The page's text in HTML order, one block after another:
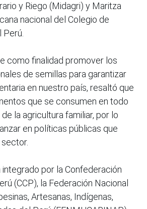
y Riego (Midagri) y Maritza
nacional del Colegio de
como finalidad promover los
de semillas para garantizar
en nuestro país, resaltó que
que se consumen en todo
la agricultura familiar, por lo
en políticas públicas que
por la Confederación
(CCP), la Federación Nacional
Artesanas, Indígenas,